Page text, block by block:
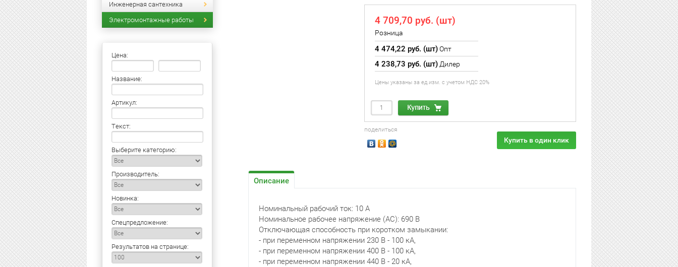
Инженерная сантехника
Электромонтажные работы
Цена:
Название:
Артикул:
Текст:
Выберите категорию:
Производитель:
Новинка:
Спецпредложение:
Результатов на странице:
4 709,70 руб. (шт)
Розница
4 474,22 руб. (шт)Опт
4 238,73 руб. (шт) Дилер
Цены указаны за ед.изм. с учетом НДС 20%
поделиться
Купить в один клик
Описание
Номинальный рабочий ток: 10 А
Номинальное рабочее напряжение (AC): 690 В
Отключающая способность при коротком замыкании:
- при переменном напряжении 230 В - 100 кА,
- при переменном напряжении 400 В - 100 кА,
- при переменном напряжении 440 В - 20 кА,